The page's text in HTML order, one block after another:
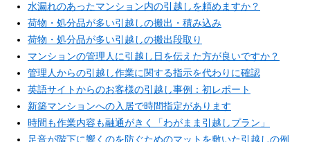
水漏れのあったマンション内の引越しを頼めますか？
荷物・処分品が多い引越しの搬出・積み込み
荷物・処分品が多い引越しの搬出段取り
マンションの管理人に引越し日を伝えた方が良いですか？
管理人からの引越し作業に関する指示を代わりに確認
英語サイトからのお客様の引越し事例：初レポート
新築マンションへの入居で時間指定があります
時間も作業内容も融通がきく「わがまま引越しプラン」
足音が階下に響くのを防ぐためのマットを敷いた引越しの例